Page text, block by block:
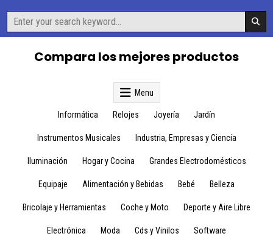
content
Search
for:
Compara los mejores productos
Menu
Informática Relojes Joyería Jardín
Instrumentos Musicales Industria, Empresas y Ciencia
Iluminación Hogar y Cocina Grandes Electrodomésticos
Equipaje Alimentación y Bebidas Bebé Belleza
Bricolaje y Herramientas Coche y Moto Deporte y Aire Libre
Electrónica Moda Cds y Vinilos Software